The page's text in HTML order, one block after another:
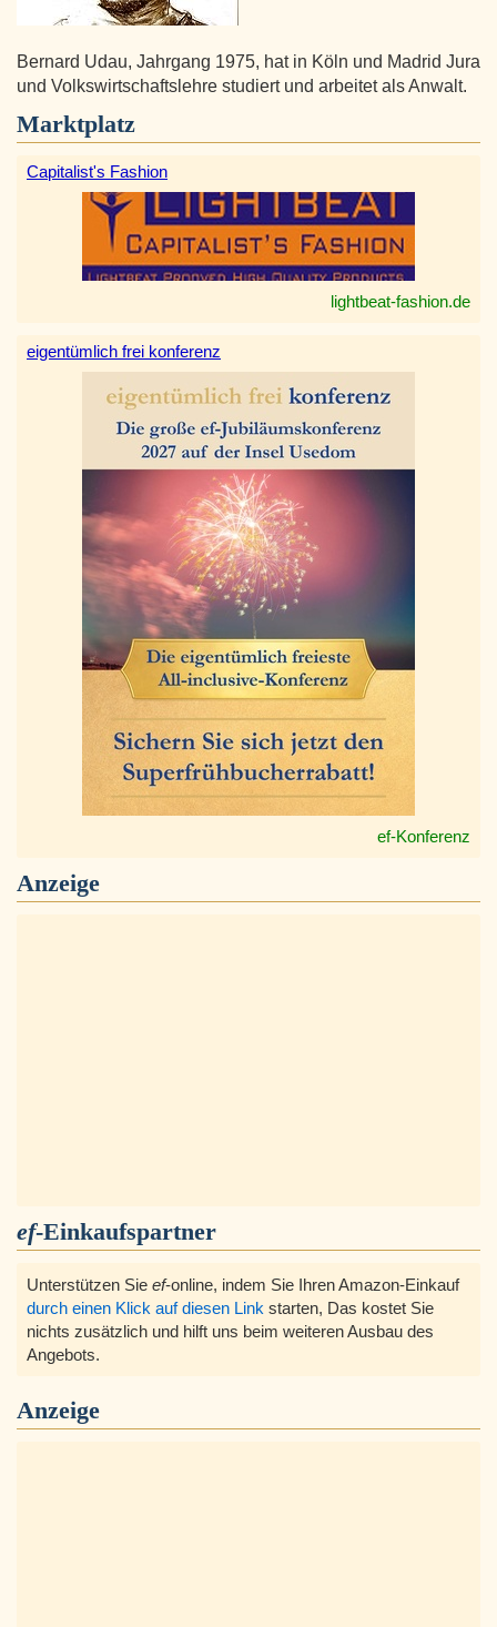
Bernard Udau, Jahrgang 1975, hat in Köln und Madrid Jura
und Volkswirtschaftslehre studiert und arbeitet als Anwalt.
Marktplatz
Capitalist's Fashion
lightbeat-fashion.de
eigentümlich frei konferenz
ef-Konferenz
Anzeige
ef-Einkaufspartner
Unterstützen Sie ef-online, indem Sie Ihren Amazon-Einkauf
durch einen Klick auf diesen Link starten, Das kostet Sie
nichts zusätzlich und hilft uns beim weiteren Ausbau des
Angebots.
Anzeige